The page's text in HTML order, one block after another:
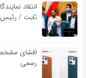
انتقاد
ثابت /
رسمی